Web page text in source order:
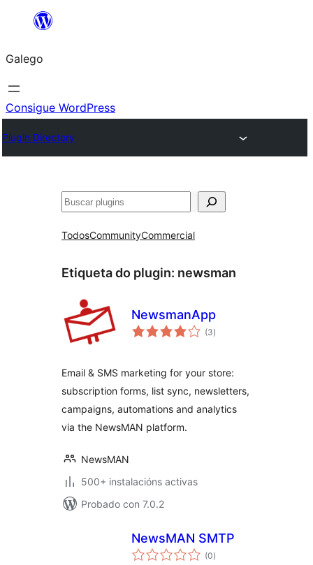
Saltar
contido
Galego
Consigue WordPress
Plugin Directory
Buscar
TodosCommunityCommercial
Etiqueta do plugin: newsman
NewsmanApp
(3valoracións
totais
)
Email & SMS marketing for your store:
subscription forms, list sync, newsletters,
campaigns, automations and analytics
via the NewsMAN platform.
NewsMAN
500+ instalacións activas
Probado con 7.0.2
NewsMAN SMTP
(0valoracións
totais
)